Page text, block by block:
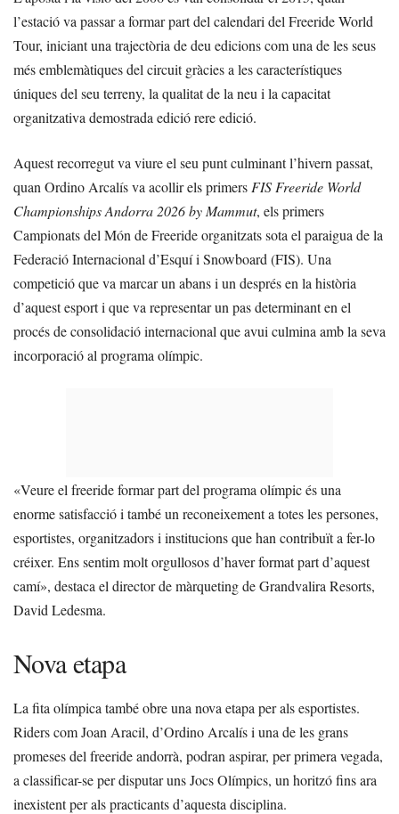
l’estació va passar a formar part del calendari del Freeride World
Tour, iniciant una trajectòria de deu edicions com una de les seus
més emblemàtiques del circuit gràcies a les característiques
úniques del seu terreny, la qualitat de la neu i la capacitat
organitzativa demostrada edició rere edició.
Aquest recorregut va viure el seu punt culminant l’hivern passat,
quan Ordino Arcalís va acollir els primers FIS Freeride World
Championships Andorra 2026 by Mammut, els primers
Campionats del Món de Freeride organitzats sota el paraigua de la
Federació Internacional d’Esquí i Snowboard (FIS). Una
competició que va marcar un abans i un després en la història
d’aquest esport i que va representar un pas determinant en el
procés de consolidació internacional que avui culmina amb la seva
incorporació al programa olímpic.
«Veure el freeride formar part del programa olímpic és una
enorme satisfacció i també un reconeixement a totes les persones,
esportistes, organitzadors i institucions que han contribuït a fer-lo
créixer. Ens sentim molt orgullosos d’haver format part d’aquest
camí», destaca el director de màrqueting de Grandvalira Resorts,
David Ledesma.
Nova etapa
La fita olímpica també obre una nova etapa per als esportistes.
Riders com Joan Aracil, d’Ordino Arcalís i una de les grans
promeses del freeride andorrà, podran aspirar, per primera vegada,
a classificar-se per disputar uns Jocs Olímpics, un horitzó fins ara
inexistent per als practicants d’aquesta disciplina.